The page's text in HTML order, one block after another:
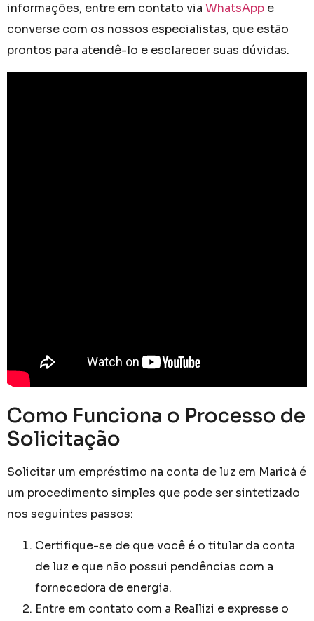
informações, entre em contato via WhatsApp e
converse com os nossos especialistas, que estão
prontos para atendê-lo e esclarecer suas dúvidas.
Como Funciona o Processo de
Solicitação
Solicitar um empréstimo na conta de luz em Maricá é
um procedimento simples que pode ser sintetizado
nos seguintes passos:
Certifique-se de que você é o titular da conta
de luz e que não possui pendências com a
fornecedora de energia.
Entre em contato com a Reallizi e expresse o